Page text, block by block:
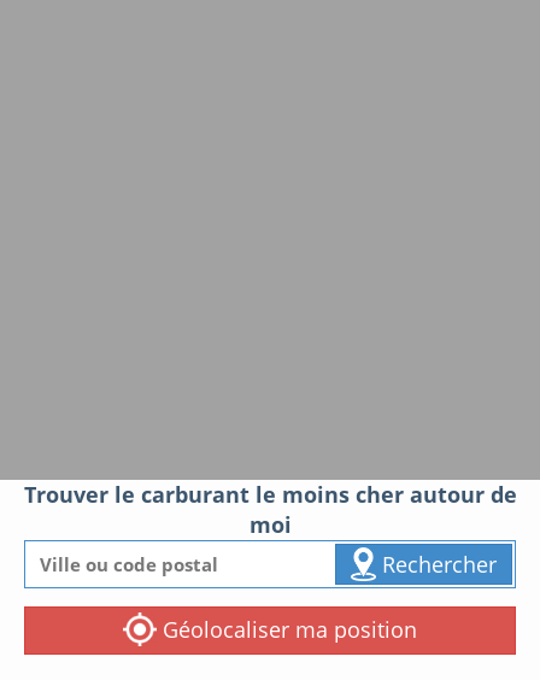
Trouver le carburant le moins cher autour de
moi
Rechercher
Géolocaliser ma position